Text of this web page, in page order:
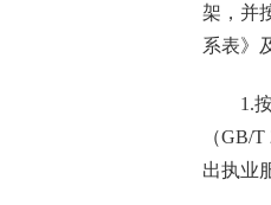
架，并
系表》
1.
（GB/T
出执业